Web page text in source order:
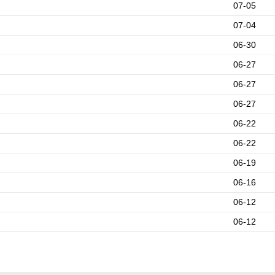
07-05
07-04
06-30
06-27
06-27
06-27
06-22
06-22
06-19
06-16
06-12
06-12